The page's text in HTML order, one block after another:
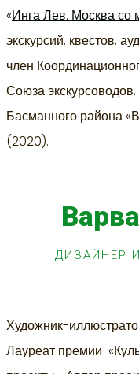
«Инга Лев. Москва со
экскурсий, квестов,
член
Союза
Басманного района
(2020).
ДИЗАЙНЕР
Художник-
Лауреат премии